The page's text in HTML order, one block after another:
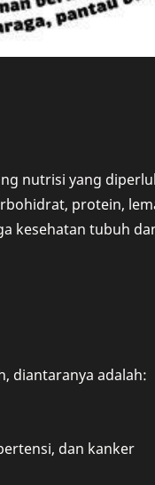
nutrisi yang
protein,
kesehatan tubuh
diantaranya adalah:
dan kanker